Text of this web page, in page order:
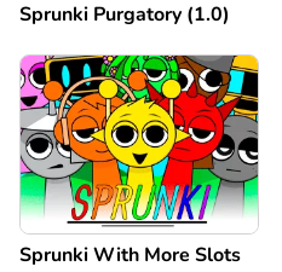
Sprunki Purgatory (1.0)
Sprunki With More Slots